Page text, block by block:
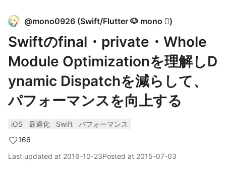
@mono0926 (Swift/Flutter 🐶 mono )
Swiftのfinal・private・Whole
Module Optimizationを理解しD
ynamic Dispatchを減らして、
パフォーマンスを向上する
iOS 最適化 Swift
パフォーマンス
166
Last updated at 2016-10-23Posted at 2015-07-03